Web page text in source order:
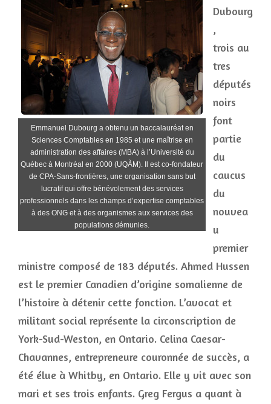
Emmanuel Dubourg a obtenu un baccalauréat en
Sciences Comptables en 1985 et une maîtrise en
administration des affaires (MBA) à l’Université du
Québec à Montréal en 2000 (UQÀM). Il est co-fondateur
de CPA-Sans-frontières, une organisation sans but
lucratif qui offre bénévolement des services
professionnels dans les champs d’expertise comptables
à des ONG et à des organismes aux services des
populations démunies.
Dubourg
,
trois au
tres
députés
noirs
font
partie
du
caucus
du
nouvea
u
premier
ministre composé de 183 députés. Ahmed Hussen
est le premier Canadien d’origine somalienne de
l’histoire à détenir cette fonction. L’avocat et
militant social représente la circonscription de
York-Sud-Weston, en Ontario. Celina Caesar-
Chavannes, entrepreneure couronnée de succès, a
été élue à Whitby, en Ontario. Elle y vit avec son
mari et ses trois enfants. Greg Fergus a quant à